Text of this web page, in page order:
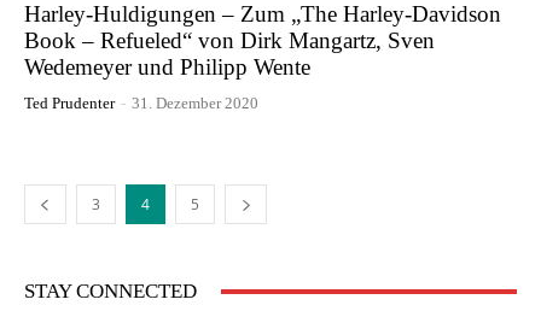
Harley-Huldigungen – Zum „The Harley-Davidson
Book – Refueled“ von Dirk Mangartz, Sven
Wedemeyer und Philipp Wente
Ted Prudenter - 31. Dezember 2020
3 4 5
STAY CONNECTED